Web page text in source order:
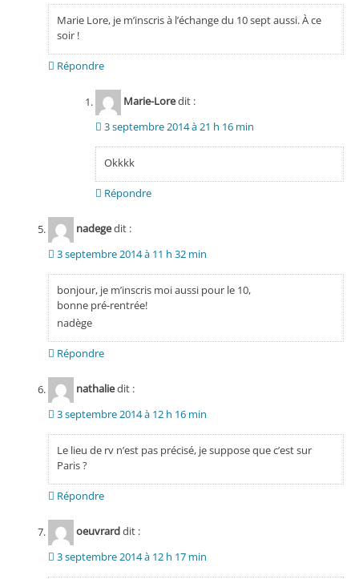
Marie Lore, je m’inscris à l’échange du 10 sept aussi. À ce
soir !
Répondre
Marie-Loredit :
3 septembre 2014 à 21 h 16 min
Okkkk
Répondre
nadegedit :
3 septembre 2014 à 11 h 32 min
bonjour, je m’inscris moi aussi pour le 10,
bonne pré-rentrée!
nadège
Répondre
nathaliedit :
3 septembre 2014 à 12 h 16 min
Le lieu de rv n’est pas précisé, je suppose que c’est sur
Paris ?
Répondre
oeuvrarddit :
3 septembre 2014 à 12 h 17 min